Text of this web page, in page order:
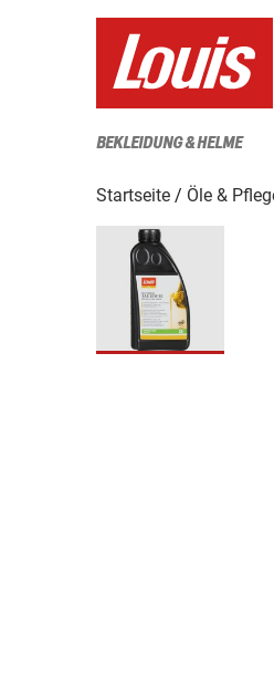
BEKLEIDUNG & HELME
Startseite Öle &